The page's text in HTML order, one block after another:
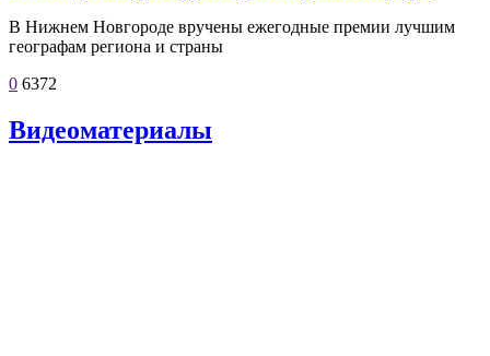
В Нижнем Новгороде вручены ежегодные премии лучшим
географам региона и страны
0 6372
Видеоматериалы